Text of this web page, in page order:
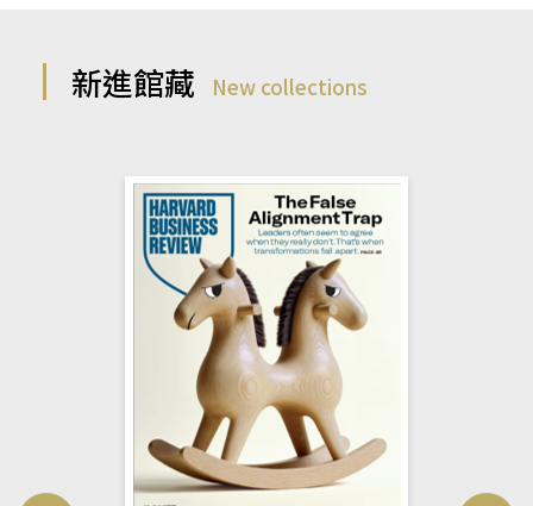
新進館藏 New collections